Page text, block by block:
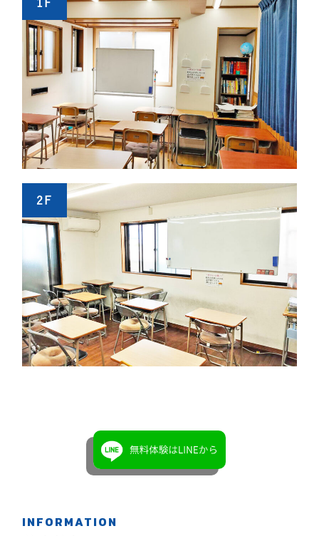
1F
2F
INFORMATION